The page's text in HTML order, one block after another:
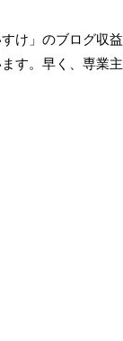
け」のブログ収益
す。早く、専業主